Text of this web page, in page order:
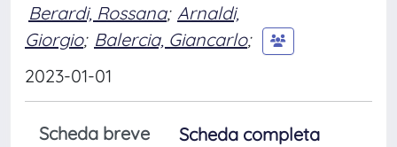
Berardi, Rossana; Arnaldi,
Giorgio; Balercia, Giancarlo;
2023-01-01
Scheda breve
Scheda completa